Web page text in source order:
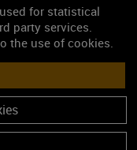
for statistical
party services.
the use of cookies.